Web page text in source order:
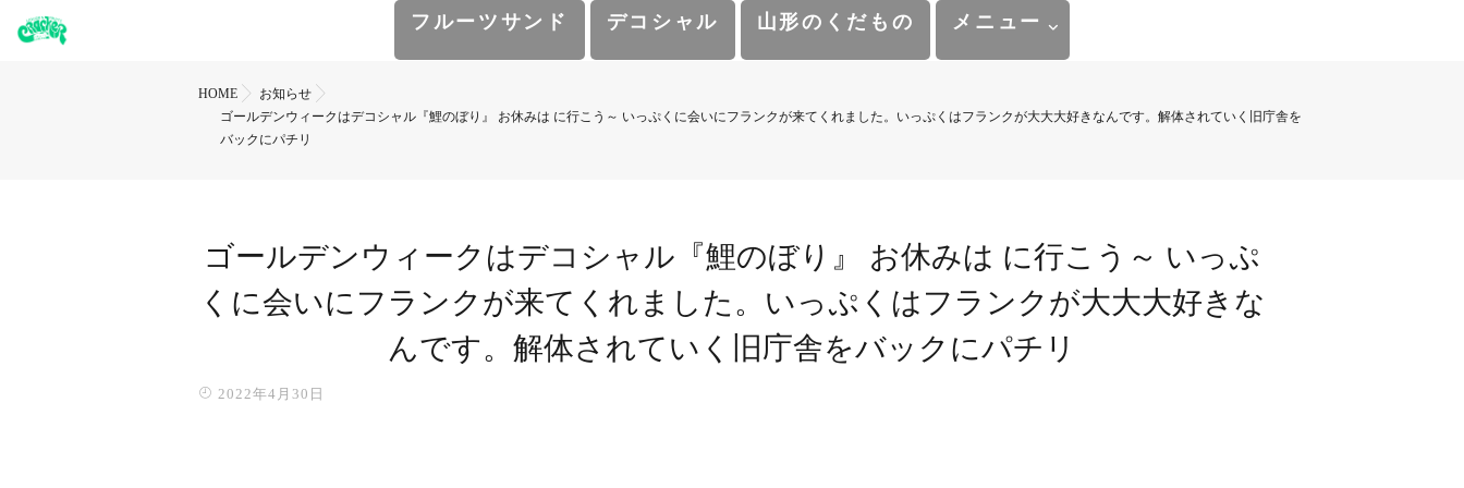
フルーツサンド デコシャル 山形のくだもの メニュー
HOME
お知らせ
ゴールデンウィークはデコシャル️『鯉のぼり』 お休みは に行こう～️ いっぷくに会いにフランクが来てくれました。いっぷくはフランクが️大大大好き️なんです。解体されていく旧庁舎を
バックにパチリ
ゴールデンウィークはデコシャル️『鯉のぼり』 お休みは に行こう～️ いっぷ
くに会いにフランクが来てくれました。いっぷくはフランクが️大大大好き️な
んです。解体されていく旧庁舎をバックにパチリ
2022年4月30日